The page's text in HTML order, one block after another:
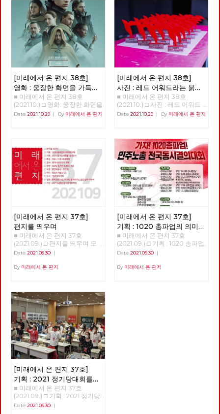
놓을 수 없다는 판단으로 지방선
거 시장 후보들에게 완전 공영제
를 요구했고 지방 자치 선거가
이루어진 이후 최초로 민주당으
로 정권이 교체되었다. 더불어
민주당 소속 이재수 씨가 “교통
천국 춘천시”를 만들겠다며 시
장에 당선되었다. 그러나 폭망
한 시내버스 해결 방법은 우리와
너무 달랐다. 검증도 되지 않은
179만원의 자본금을 가진 춘천
녹색시민협동조합에 73억 짜리
회사를 던져주고 경영 능력과 자
본금도 없는 협동조합을 위해
43억의 차고지를 매입하여 저리
녹색 협동조합은 나머지 자본금
30억도 대출과 사채로 충당하
다 1년도 운영 못하고 경영 포기
선언을 하였다. 지금은 또다시
완전 자본 잠식이 되어 오늘 망
해도 할 말 없는 회사로 만들어
놨다. 나는 단언한다. 시내버스
화적으로 디자인해야 한다. 이를
위해서는 수익을 목적으로 하는
민간 자본으로는 이룰 수 없고,
춘천시가 직접 운영하는 완전 공
영제가 필요하다. 우리는 이를
위하여 지난 4년을 줄기차게 싸
워왔다. 이젠 그 결실을 보려 한
결과 공영제 찬성 57%, 준공영
제 23%, 민영제 18%로 공영제
찬성이 압도적으로 높았다. 그리
고 지난 9월 3일 시민주권위원
회는 춘천시내버스 운영 방식을
완전 공영제로 운영할 것을 이재
수 춘천시장에게 권고하였다.
노동당 춘천당협이 선두에서 서
서 “춘천시내버스 문제해결과
완전 공영제를 위한 시민대책위
원회”를 20개의 단체로 구성하
고 일관성을 가지고 노력한 결과
이다. 그럼에도 춘천시는 아직
공영제의 로드맵을 밝히고 있지
않다. 대책위는 10월 25일 성명
체성을 중심으로 한 자각과 계급
적 해방에 있지 않고, 철저하게
사회사업의 “대상”중의 하나로
인식되면서 시작되었다. “요람
에서 무덤까지”라는 구호가 생
긴 2차 세계대전 후의 영국이 마
치 복지(welfare)가, 고아를 비
롯한 유가족, 전상자들, 그리고
전쟁피폐로 인한 가난까지 해결
할 요결처럼 확산되었듯이, 6.25
전쟁이 만들어 낸 문제의 해결
을, 대전이후 많은 나라들이 시
도했던 “사회사업”이라는 체계
를 이용했던 것이다. 그래서 우
던 것이며, 이 시기의 한국사회
에는 “복지”라는 개념조차 존재
하지 않았다. 한편 우리 사회의
민중들이 군사정권과 이를 토대
로 발전한 재벌에게 계급적 자각
없이 기본권의 행사마저 빼앗기
면서 암흑의 시기를 보내고 있을
때, 유럽에서는 좌파 정당이나
정치조직에 의해 사회복지를 넘
의 하나가 될 수 있음을 공유하
고, 국가제도에 반영하고 시행하
였으며, 마침내 장애 대중 앞에
는 계급적 자각을 근간으로 한
”장애학“이 등장하게 된다. 이것
을 한군데로 모은 것이 마이클
올리버(Michael Oliver)와 렌
[미래에서 온 편지 38호]
영화 : 웅장한 화면을 가득
채우는 감정의 체험, 듄
■ 미래에서 온 편지 38호
(2021.10.) □ 영화: 웅장한 화면을
가득 채우는 감정의 체험, 듄 웅
제 샤담 4세의 명령으로 우주에
서 가장 중요한 재료인 스파이스
의 생산지인 아라키스 행성을 관
리하라는 명령을 받는다. 레토는
아들 폴과 첩인 레이디 제시카와
함께 아라키스 행성으로 이주하
지만, 이전 관리자인 하코넨 가
제가 명령한 수확량을 채울 수
없음을 알게 된다. 이 명령은 사
실 귀족들로부터 신망이 두터운
아트레이데스 가문을 견제하고
자 하는 황제의 음모였다. 황제
는 하코넨 가문과 비밀 협약을
난의 상태에 빠진 아트레이데스
함께 겨우 빠져나온 폴은 생존과
가문의 복수를 위해 아라키스의
원주민인 프레맨들을 찾아 황량
한 사막을 가로지르게 된다. 한
공상과학 소설 잡지에 연재되다
가 1965년 정식 출판된 공상과
학 소설 <듄>은 “<반지의 제왕>
외에는 견줄 작품이 없는 독창적
인 작품” (아서 C. 클라크), “비판
작품” (칼 세이건) 등 비평적 찬
사를 한 몸에 받은 프랭크 허버
트의 공상과학 소설이다. 높은
비평적 평가는 물론, 2천만 부 이
상이 팔린 세계에서 가장 많이
Date 2021.10.29 | By 미래에서 온 편지
[미래에서 온 편지 38호]
사진 : 레드 어워드라는 붉은
선물
■ 미래에서 온 편지 38호
(2021.10.) □ 사진 : 레드 어워드
라는 붉은 선물 안보영 편집위원
Date 2021.10.29| By 미래에서 온 편지
[미래에서 온 편지 37호]
편지를 띄우며
■ 미래에서 온 편지 37호
(2021.09.) □ 편지를 띄우며 모
두가 어디인가를 향해 열심히 달
나 속도는 제 각각이지만, 심지
니다. 어쩌면 어디로 가야하는지
모르기 때문에, 오히려 더 열심
히 달리는 것인지 모릅니다. 주
위를 둘러보면 모두가 달리고 있
고, 여하간 뒤처지면 안 된다 싶
거든요. 서서히 윤곽을 드러내고
있는 대선경주는 일견 달라 보입
니다. 적어도 당선과 집권이라는
목표가 분명해 보입니다. 하지만
이미 목적을 알 수 없는 경쟁에
지칠 대로 지쳐 있는 많은 이들
에게, 지금의 대선경주는 무의미
합니다. 결과가 드러날수록, 우
리 대부분의 삶은 나아질 것 없
이 오히려 더 나빠질 것이 분명
해질 뿐입니다. 이 의미 없는 모
Date 2021.09.30 |
By 미래에서 온 편지
[미래에서 온 편지 37호]
기획 : 1020 총파업의 의미와
과제
■ 미래에서 온 편지 37호
(2021.09.) □ 기획 : 1020 총파업
의 의미와 과제 1020총파업 자
탄이 되길... 박희은 민주노총 부
Date 2021.09.30|
By 미래에서 온 편지
[미래에서 온 편지 37호]
기획 : 2021 정기당대회를
다녀와서
■ 미래에서 온 편지 37호
(2021.09.) □ 기획 : 2021 정기당
대회를 다녀와서 고미경 광주시
Date 2021.09.30 |